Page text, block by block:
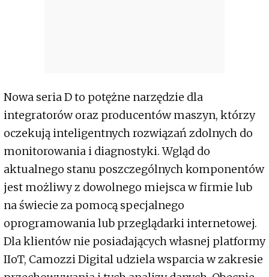
Nowa seria D to potężne narzędzie dla
integratorów oraz producentów maszyn, którzy
oczekują inteligentnych rozwiązań zdolnych do
monitorowania i diagnostyki. Wgląd do
aktualnego stanu poszczególnych komponentów
jest możliwy z dowolnego miejsca w firmie lub
na świecie za pomocą specjalnego
oprogramowania lub przeglądarki internetowej.
Dla klientów nie posiadających własnej platformy
IIoT, Camozzi Digital udziela wsparcia w zakresie